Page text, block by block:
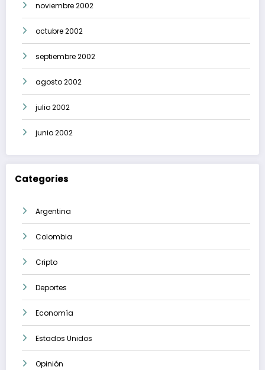
noviembre 2002
octubre 2002
septiembre 2002
agosto 2002
julio 2002
junio 2002
Categories
Argentina
Colombia
Cripto
Deportes
Economía
Estados Unidos
Opinión